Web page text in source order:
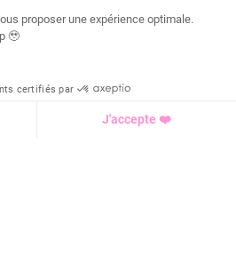
proposer une expérience optimale.
🥹
certifiés par
J'accepte ❤️